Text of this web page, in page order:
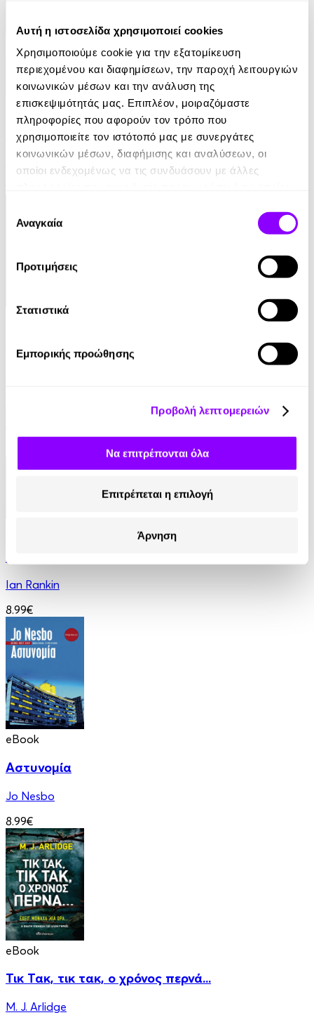
Αυτή η ιστοσελίδα χρησιμοποιεί cookies
Χρησιμοποιούμε cookie για την εξατομίκευση
περιεχομένου και διαφημίσεων, την παροχή λειτουργιών
κοινωνικών μέσων και την ανάλυση της
επισκεψιμότητάς μας. Επιπλέον, μοιραζόμαστε
πληροφορίες που αφορούν τον τρόπο που
χρησιμοποιείτε τον ιστότοπό μας με συνεργάτες
κοινωνικών μέσων, διαφήμισης και αναλύσεων, οι
οποίοι ενδεχομένως να τις συνδυάσουν με άλλες
των υπηρεσιών τους.
συγκατάθεσης
Αναγκαία
Προτιμήσεις
Στατιστικά
Εμπορικής προώθησης
Προβολή λεπτομερειών
Να επιτρέπονται όλα
Επιτρέπεται η επιλογή
Άρνηση
eBook
Αυτοί που επέζησαν
eBook
Παραπλάνηση
Ian Rankin
8.99€
eBook
Αστυνομία
Jo Nesbo
8.99€
eBook
Τικ Τακ, τικ τακ, ο χρόνος περνά...
M. J. Arlidge